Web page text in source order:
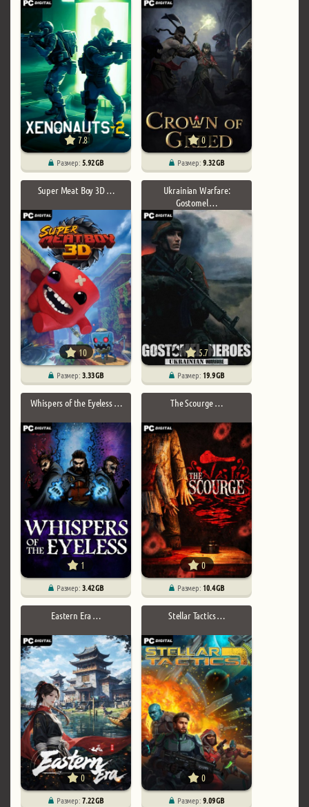
7.8
Размер:5.92 GB
0
Размер:9.32 GB
Super Meat Boy 3D …
10
Размер:3.33 GB
Ukrainian Warfare:
Gostomel …
5.7
Размер: 19.9 GB
Whispers of the Eyeless …
1
Размер:3.42 GB
The Scourge …
0
Размер: 10.4 GB
Eastern Era …
0
Размер:7.22 GB
Stellar Tactics …
0
Размер:9.09 GB